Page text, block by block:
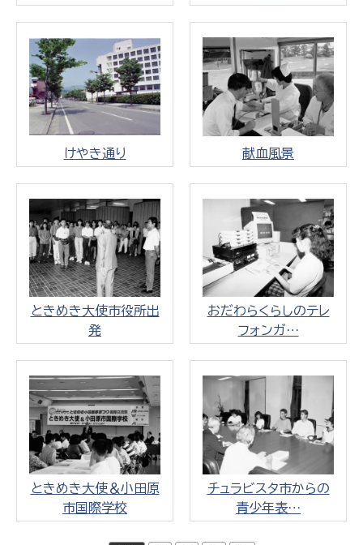
けやき通り 献血風景
ときめき大使市役所出
発
おだわらくらしのテレ
フォンガ…
ときめき大使＆小田原
市国際学校
チュラビスタ市からの
青少年表…